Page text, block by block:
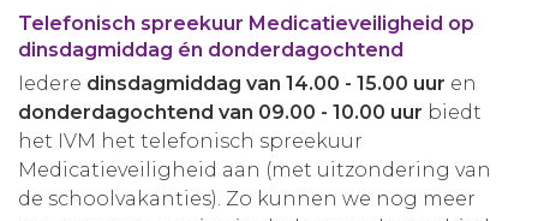
Telefonisch spreekuur Medicatieveiligheid op
dinsdagmiddag én donderdagochtend
Iedere dinsdagmiddag van 14.00 - 15.00 uur en
donderdagochtend van 09.00 - 10.00 uur biedt
het IVM het telefonisch spreekuur
Medicatieveiligheid aan (met uitzondering van
de schoolvakanties). Zo kunnen we nog meer